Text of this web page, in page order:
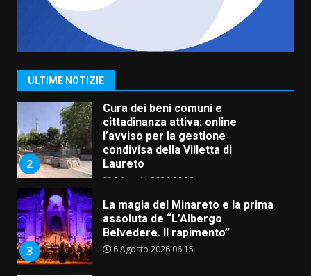
ULTIME NOTIZIE
1
Grazia Neglia, coordinatrice
cittadina di Fratelli d’Italia,
pronta a tornare in Consiglio
2
Cura dei beni comuni e
cittadinanza attiva: online
l’avviso per la gestione
condivisa della Villetta di
Laureto
6 Agosto 2026 06:20
3
La magia del Minareto e la prima
assoluta de “L’Albergo
Belvedere. Il rapimento”
6 Agosto 2026 06:15